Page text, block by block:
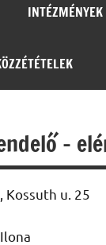
INTÉZMÉNYEK
–
Kossuth u. 25